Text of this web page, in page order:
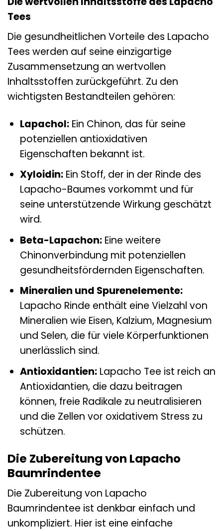
Tees
Die gesundheitlichen Vorteile des Lapacho
Tees werden auf seine einzigartige
Zusammensetzung an wertvollen
Inhaltsstoffen zurückgeführt. Zu den
wichtigsten Bestandteilen gehören:
Lapachol:Ein Chinon, das für seine
potenziellen antioxidativen
Eigenschaften bekannt ist.
Xyloidin:Ein Stoff, der in der Rinde des
Lapacho-Baumes vorkommt und für
seine unterstützende Wirkung geschätzt
wird.
Beta-Lapachon:Eine weitere
Chinonverbindung mit potenziellen
gesundheitsfördernden Eigenschaften.
Mineralien und Spurenelemente:
Lapacho Rinde enthält eine Vielzahl von
Mineralien wie Eisen, Kalzium, Magnesium
und Selen, die für viele Körperfunktionen
unerlässlich sind.
Antioxidantien:Lapacho Tee ist reich an
Antioxidantien, die dazu beitragen
können, freie Radikale zu neutralisieren
und die Zellen vor oxidativem Stress zu
schützen.
Die Zubereitung von Lapacho
Baumrindentee
Die Zubereitung von Lapacho
Baumrindentee ist denkbar einfach und
unkompliziert. Hier ist eine einfache